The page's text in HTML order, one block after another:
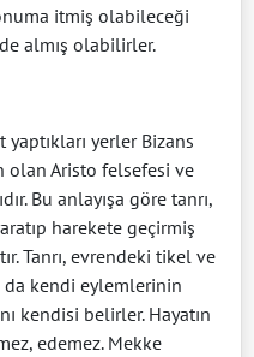
itmiş olabileceği
almış olabilirler.
yerler Bizans
olan Aristo felsefesi ve
Bu anlayışa göre tanrı,
harekete geçirmiş
Tanrı, evrendeki tikel ve
kendi eylemlerinin
kendisi belirler. Hayatın
edemez. Mekke